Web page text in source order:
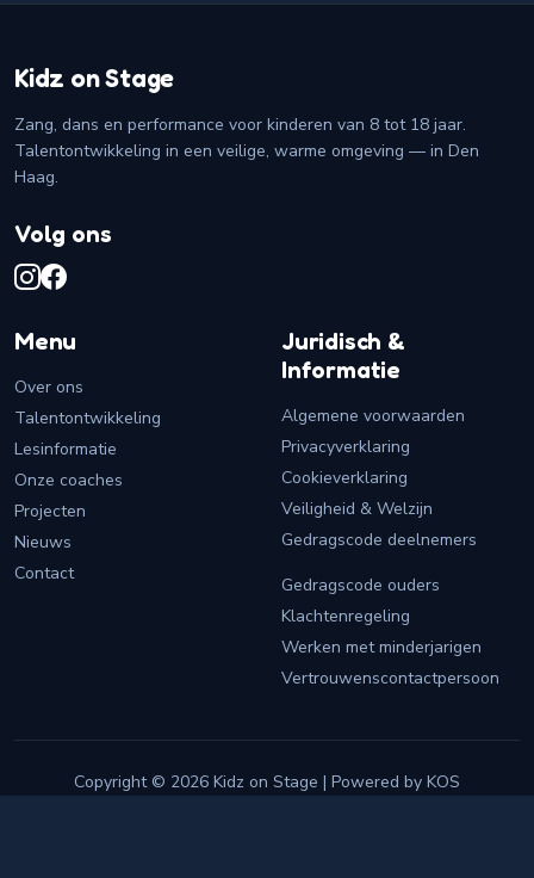
Kidz on Stage
Zang, dans en performance voor kinderen van 8 tot 18 jaar.
Talentontwikkeling in een veilige, warme omgeving — in Den
Haag.
Volg ons
Menu
Over ons
Talentontwikkeling
Lesinformatie
Onze coaches
Projecten
Nieuws
Contact
Juridisch &
Informatie
Algemene voorwaarden
Privacyverklaring
Cookieverklaring
Veiligheid & Welzijn
Gedragscode deelnemers
Gedragscode ouders
Klachtenregeling
Werken met minderjarigen
Vertrouwenscontactpersoon
Copyright © 2026 Kidz on Stage | Powered by KOS